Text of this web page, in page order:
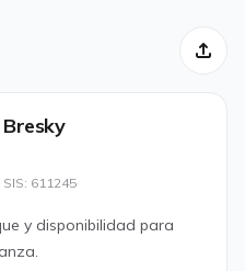
Bresky
SIS: 611245·
y disponibilidad para